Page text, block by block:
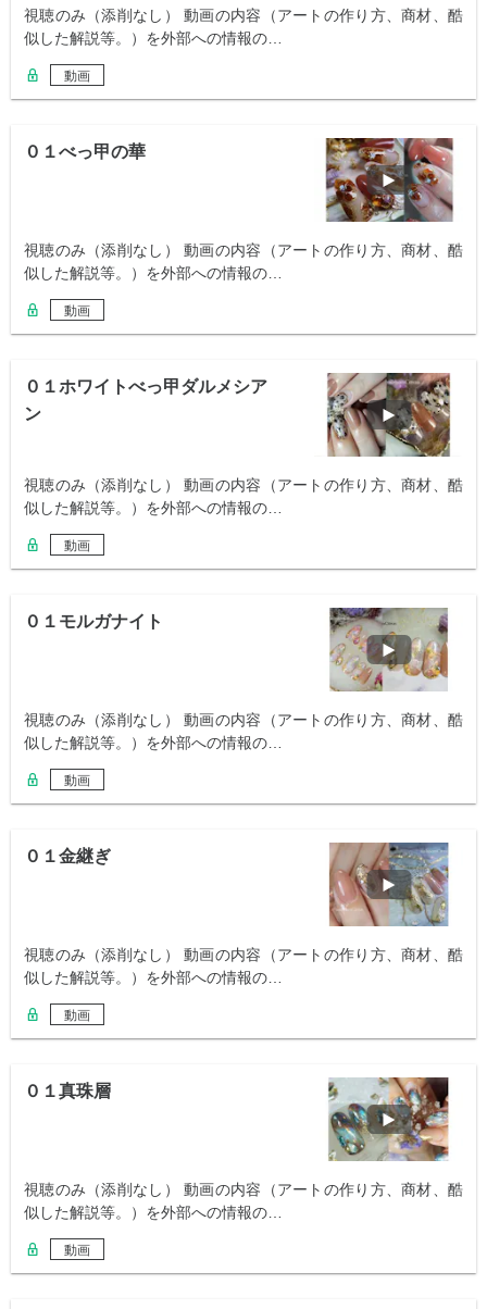
視聴のみ（添削なし） 動画の内容（アートの作り方、商材、酷
似した解説等。）を外部への情報の…
動画
０１べっ甲の華
視聴のみ（添削なし） 動画の内容（アートの作り方、商材、酷
似した解説等。）を外部への情報の…
動画
０１ホワイトべっ甲ダルメシア
ン
視聴のみ（添削なし） 動画の内容（アートの作り方、商材、酷
似した解説等。）を外部への情報の…
動画
０１モルガナイト
視聴のみ（添削なし） 動画の内容（アートの作り方、商材、酷
似した解説等。）を外部への情報の…
動画
０１金継ぎ
視聴のみ（添削なし） 動画の内容（アートの作り方、商材、酷
似した解説等。）を外部への情報の…
動画
０１真珠層
視聴のみ（添削なし） 動画の内容（アートの作り方、商材、酷
似した解説等。）を外部への情報の…
動画